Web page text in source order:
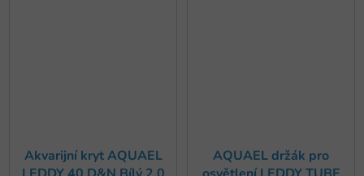
Akvarijní kryt AQUAEL
AQUAEL držák pro